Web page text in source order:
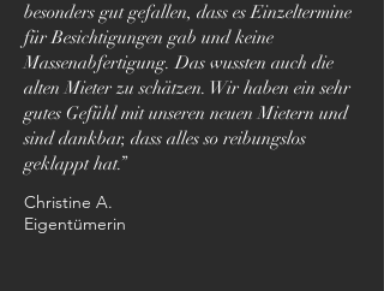
besonders gut gefallen, dass es Einzeltermine
für Besichtigungen gab und keine
Massenabfertigung. Das wussten auch die
alten Mieter zu schätzen. Wir haben ein sehr
gutes Gefühl mit unseren neuen Mietern und
sind dankbar, dass alles so reibungslos
geklappt hat.”
Christine A.
Eigentümerin